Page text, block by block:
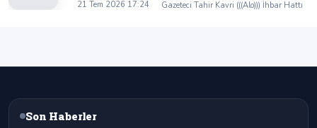
Kaya’dan Iğdır Tanıtım Günleri’nde birlik ve
21 Tem 2026 17:24 Gazeteci Tahir Kavri (((Alo))) İhbar Hattı
Son Haberler